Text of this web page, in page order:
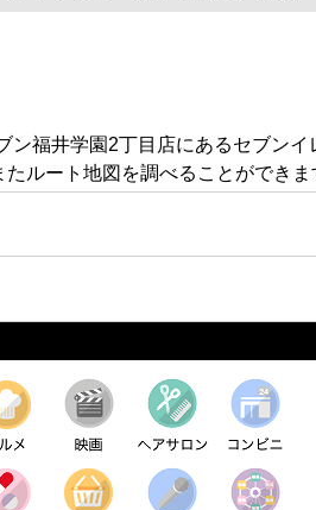
福井学園2丁目店にあるセブン
ルート地図を調べることができま